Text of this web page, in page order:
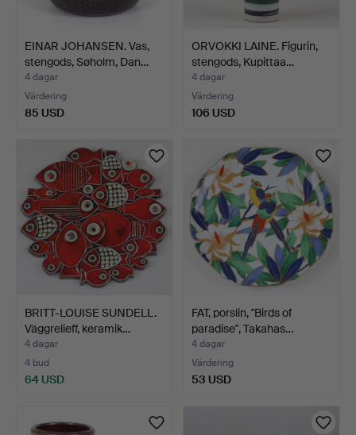
EINAR JOHANSEN. Vas,
stengods, Søholm, Dan…
4 dagar
Värdering
85 USD
ORVOKKI LAINE. Figurin,
stengods, Kupittaa…
4 dagar
Värdering
106 USD
BRITT-LOUISE SUNDELL.
Väggrelieff, keramik…
4 dagar
4 bud
64 USD
FAT, porslin, "Birds of
paradise", Takahas…
4 dagar
Värdering
53 USD